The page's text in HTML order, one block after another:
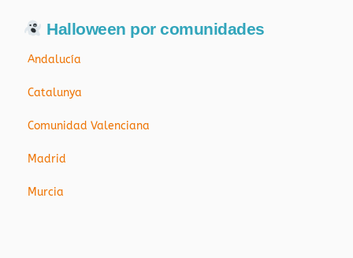
Halloween por comunidades
Andalucía
Catalunya
Comunidad Valenciana
Madrid
Murcia